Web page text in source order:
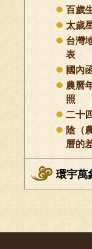
百歲
太歲
台灣
表
國內
農曆
照
二十
陰（
曆的
環宇萬